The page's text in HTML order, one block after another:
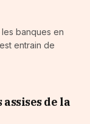
banques en
entrain de
de la